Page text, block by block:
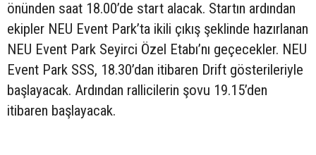
önünden saat 18.00’de start alacak. Startın ardından
ekipler NEU Event Park’ta ikili çıkış şeklinde hazırlanan
NEU Event Park Seyirci Özel Etabı’nı geçecekler. NEU
Event Park SSS, 18.30’dan itibaren Drift gösterileriyle
başlayacak. Ardından rallicilerin şovu 19.15’den
itibaren başlayacak.